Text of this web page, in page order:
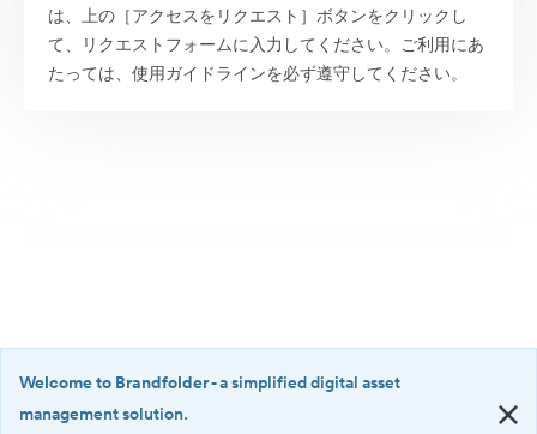
は、上の［アクセスをリクエスト］ボタンをクリックし
て、リクエストフォームに入力してください。ご利用にあ
たっては、使用ガイドラインを必ず遵守してください。
Welcome to Brandfolder- a simplified digital asset
management solution.